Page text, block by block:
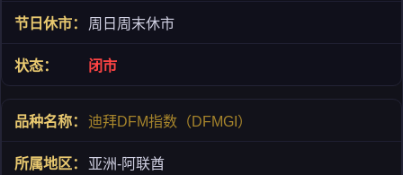
周日周末休市
闭市
迪拜DFM指数（DFMGI）
亚洲-阿联酋